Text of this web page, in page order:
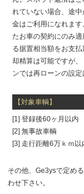
れていない場合、途
金はご利用になれま
たお車の契約にのみ
る据置相当額をお支
却精算は可能ですが
ンでは再ローンの設定
【対象車輌】
[1] 登録後60ヶ月以内
[2] 無事故車輌
[3] 走行距離6万ｋｍ以
その他、Ge3ysで定め
わせ下さい。